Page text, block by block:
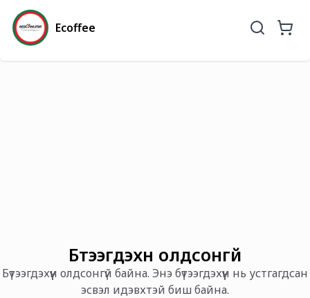
Ecoffee
Бүтээгдэхүүн олдсонгүй
Бүтээгдэхүүн олдсонгүй байна. Энэ бүтээгдэхүүн нь устгагдсан
эсвэл идэвхтэй биш байна.